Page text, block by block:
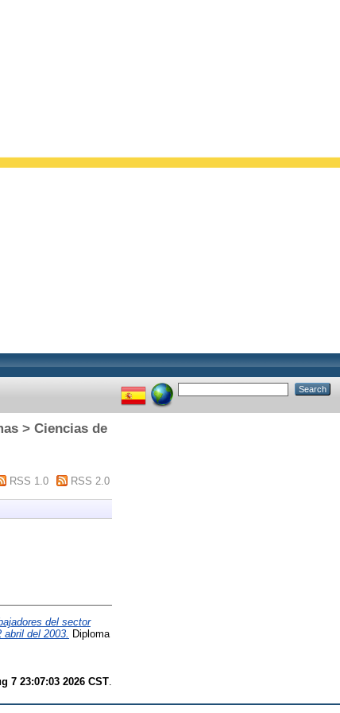
> Ciencias de
RSS 1.0 RSS 2.0
del sector
del 2003.
Diploma
7 23:07:03 2026 CST